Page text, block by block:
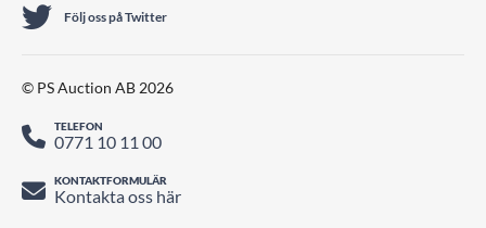
Följ oss på Twitter
© PS Auction AB 2026
TELEFON
0771 10 11 00
KONTAKTFORMULÄR
Kontakta oss här